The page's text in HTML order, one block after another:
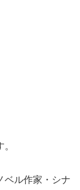
ベル作家・シナ